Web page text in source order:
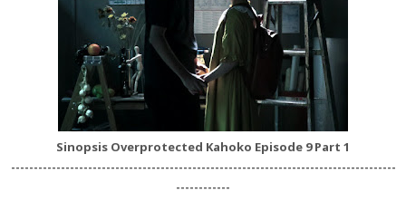
Sinopsis Overprotected Kahoko Episode 9 Part 1
-------------------------------------------------------------------------------------
------------